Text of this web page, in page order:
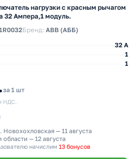
нагрузки с красным рычагом
32 Ампера,1 модуль.
Бренд: ABB (АББ)
32 A
1
1
за 1 шт
НДС.
Новохохловская — 11 августа
— 12 августа
начислим 13 бонусов